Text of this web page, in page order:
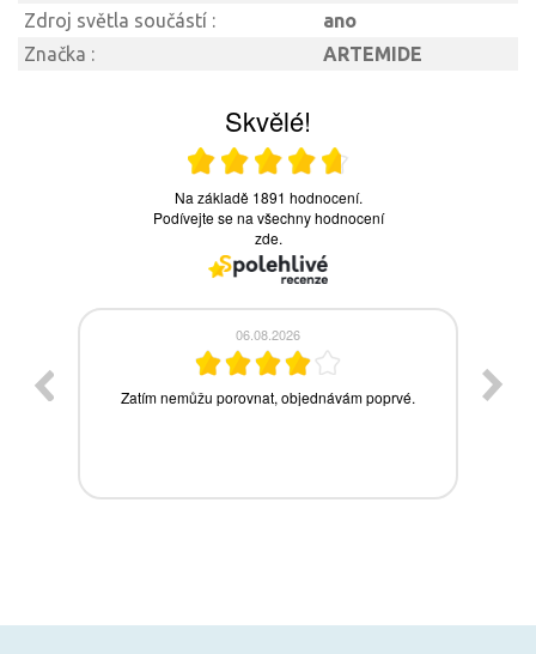
Zdroj světla součástí :
ano
Značka :
ARTEMIDE